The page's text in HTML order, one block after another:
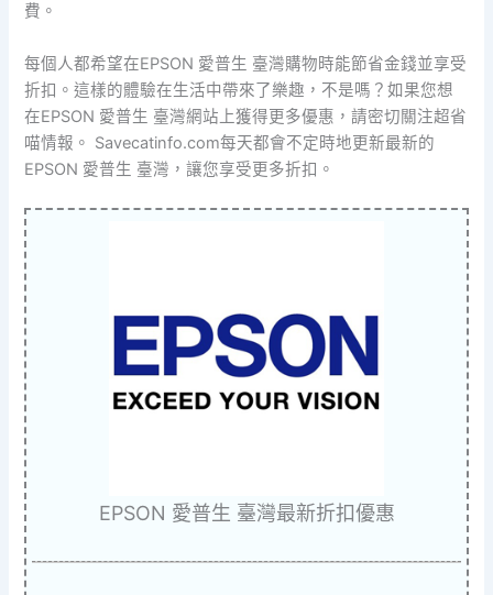
費。
每個人都希望在EPSON 愛普生 臺灣購物時能節省金錢並享受
折扣。這樣的體驗在生活中帶來了樂趣，不是嗎？如果您想
在EPSON 愛普生 臺灣網站上獲得更多優惠，請密切關注超省
喵情報。 Savecatinfo.com每天都會不定時地更新最新的
EPSON 愛普生 臺灣，讓您享受更多折扣。
EPSON 愛普生 臺灣最新折扣優惠